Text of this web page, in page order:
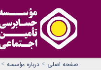
صفحه اصلی > درباره مؤسسه >